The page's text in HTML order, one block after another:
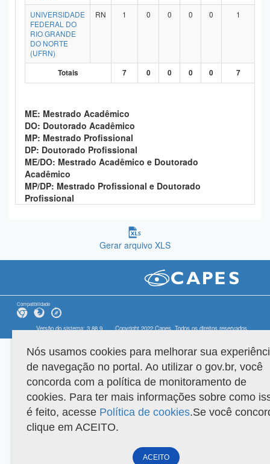
UNIVERSIDADE
FEDERAL DO
RIO GRANDE
DO NORTE
(UFRN)
RN 1 0 0 0 0 1
Totais 7 0 0 0 0 7
ME: Mestrado Acadêmico
DO: Doutorado Acadêmico
MP: Mestrado Profissional
DP: Doutorado Profissional
ME/DO: Mestrado Acadêmico e Doutorado
Acadêmico
MP/DP: Mestrado Profissional e Doutorado
Profissional
Gerar arquivo XLS
Compatibilidade
Versão do sistema: 3.88.9 Copyright 2022 Capes. Todos os direitos reservados.
Nós usamos cookies para melhorar sua
de navegação no portal. Ao utilizar o gov.br, você
concorda com a política de monitoramento de
cookies. Para ter mais informações sobre como
é feito, acesse Política de cookies.Se você
clique em ACEITO.
ACEITO